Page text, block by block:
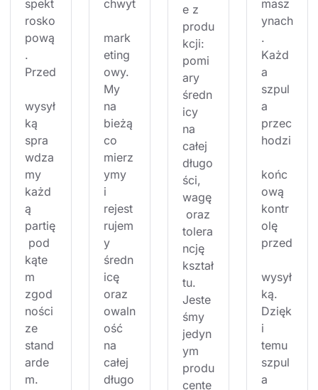
spekt
rosko
pową
.
Przed
wysył
ką
spra
wdza
my
każd
ą
partię
pod
kąte
m
zgod
ności
ze
stand
arde
m.
chwyt
mark
eting
owy.
My
na
bieżą
co
mierz
ymy
i
rejest
rujem
y
średn
icę
oraz
owaln
ość
na
całej
długo
e z
produ
kcji:
pomi
ary
średn
icy
na
całej
długo
ści,
wagę
oraz
tolera
ncję
kształ
tu.
Jeste
śmy
jedyn
ym
produ
cente
masz
ynach
.
Każd
a
szpul
a
przec
hodzi
końc
ową
kontr
olę
przed
wysył
ką.
Dzięk
i
temu
szpul
a